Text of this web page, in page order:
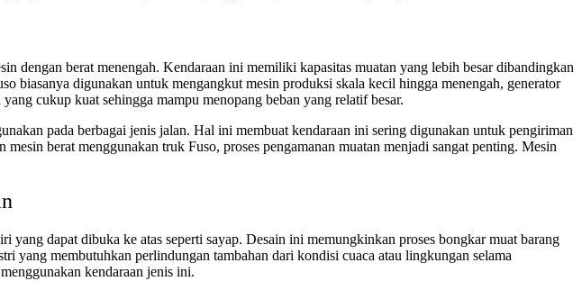
dengan berat menengah. Kendaraan ini memiliki kapasitas muatan yang lebih besar dibandingkan
biasanya digunakan untuk mengangkut mesin produksi skala kecil hingga menengah, generator
cukup kuat sehingga mampu menopang beban yang relatif besar.
pada berbagai jenis jalan. Hal ini membuat kendaraan ini sering digunakan untuk pengiriman
berat menggunakan truk Fuso, proses pengamanan muatan menjadi sangat penting. Mesin
dapat dibuka ke atas seperti sayap. Desain ini memungkinkan proses bongkar muat barang
yang membutuhkan perlindungan tambahan dari kondisi cuaca atau lingkungan selama
kendaraan jenis ini.